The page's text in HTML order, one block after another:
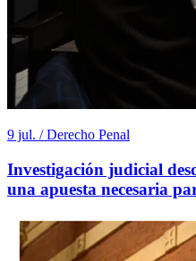
9 jul. / Derecho Penal
Investigación judicial
una apuesta necesaria